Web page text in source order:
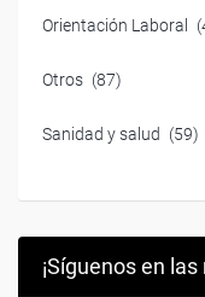
Orientación Laboral
Otros (87)
Sanidad y salud (59)
¡Síguenos en las